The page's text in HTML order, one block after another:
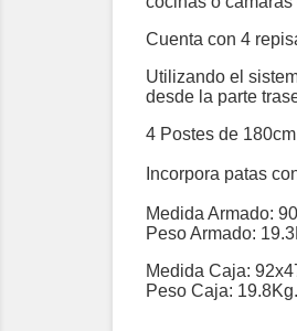
Cuenta con 4
Utilizando el
desde la parte
4 Postes de
Incorpora patas
Medida Armado:
Peso Armado:
Medida Caja:
Peso Caja: 19.8Kg.